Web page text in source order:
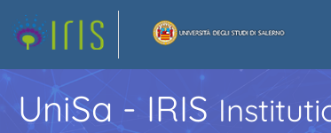
UniSa - IRIS